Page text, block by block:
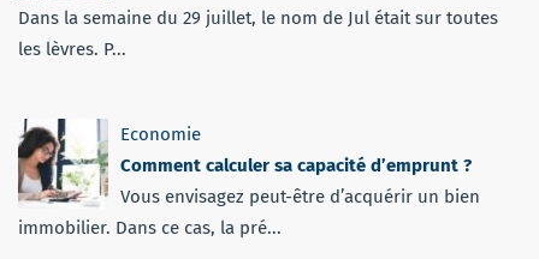
Dans la semaine du 29 juillet, le nom de Jul était sur toutes
les lèvres. P...
Economie
Comment calculer sa capacité d’emprunt ?
Vous envisagez peut-être d’acquérir un bien
immobilier. Dans ce cas, la pré...